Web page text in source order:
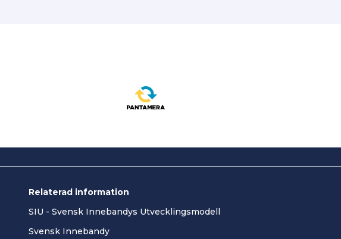
Relaterad information
SIU - Svensk Innebandys Utvecklingsmodell
Svensk Innebandy